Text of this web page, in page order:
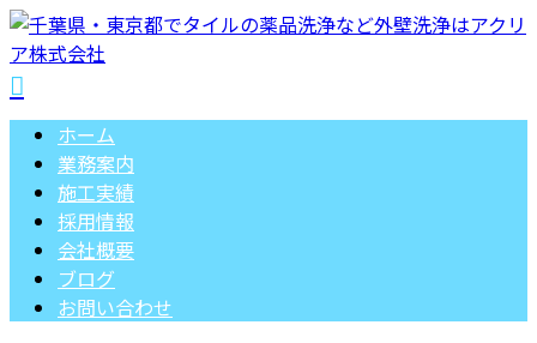
ホーム
業務案内
施工実績
採用情報
会社概要
ブログ
お問い合わせ